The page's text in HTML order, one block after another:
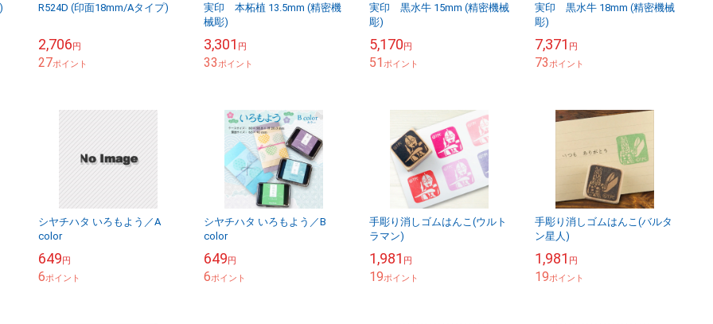
R524D (印面18mm/Aタイプ)
2,706円
27ポイント
実印 本柘植 13.5mm (精密機
械彫)
3,301 円
33ポイント
実印 黒水牛 15mm (精密機械
彫)
5,170円
51ポイント
実印 黒水牛 18mm (精密機械
彫)
7,371 円
73ポイント
シヤチハタ いろもよう／A
color
649円
6ポイント
シヤチハタ いろもよう／B
color
649円
6ポイント
手彫り消しゴムはんこ(ウルト
ラマン)
1,981 円
19ポイント
手彫り消しゴムはんこ(バルタ
ン星人)
1,981 円
19ポイント